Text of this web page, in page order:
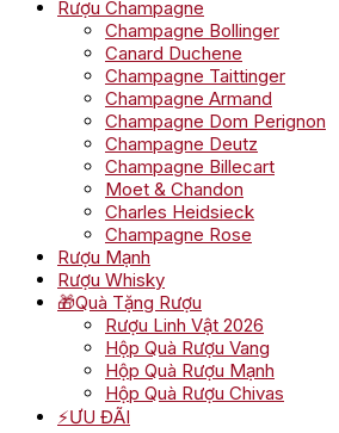
Rượu Champagne
Champagne Bollinger
Canard Duchene
Champagne Taittinger
Champagne Armand
Champagne Dom Perignon
Champagne Deutz
Champagne Billecart
Moet & Chandon
Charles Heidsieck
Champagne Rose
Rượu Mạnh
Rượu Whisky
🎁Quà Tặng Rượu
Rượu Linh Vật 2026
Hộp Quà Rượu Vang
Hộp Quà Rượu Mạnh
Hộp Quà Rượu Chivas
⚡ƯU ĐÃI